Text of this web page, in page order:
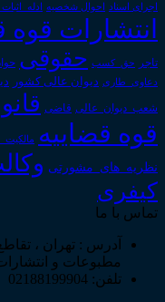
اجرای اسناد احوال شخصیه
انتشارات قوه
تاجر حق_کسب حقوقی
دعاوی_طاری دیوان عالی کشور
شعب_دیوان_عالی قاضی
قوه قضاییه
نظریه_های_مشورتی
کیفری
تماس با ما
آدرس : تهران ،
مطبوعات و
تلفن: 02188199904